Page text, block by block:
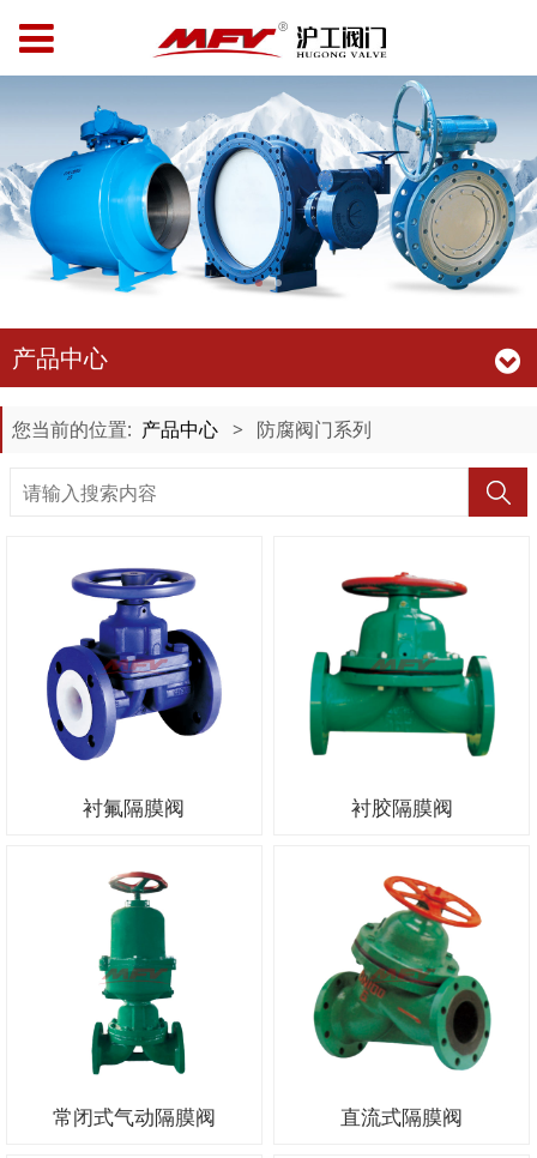
产品中心
您当前的位置: 产品中心 > 防腐阀门系列
衬氟隔膜阀 衬胶隔膜阀
常闭式气动隔膜阀 直流式隔膜阀